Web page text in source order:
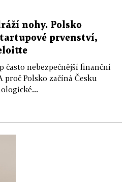
nohy. Polsko
prvenství,
často nebezpečnější finanční
proč Polsko začíná Česku